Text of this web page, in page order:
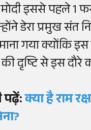
इससे पहले 1
डेरा प्रमुख
गया क्योंकि
दृष्टि से इस दौरे
पढ़ें:क्या है राम